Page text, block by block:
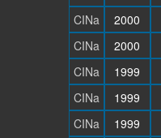
CINa
2000
CINa
2000
CINa
1999
CINa
1999
CINa
1999